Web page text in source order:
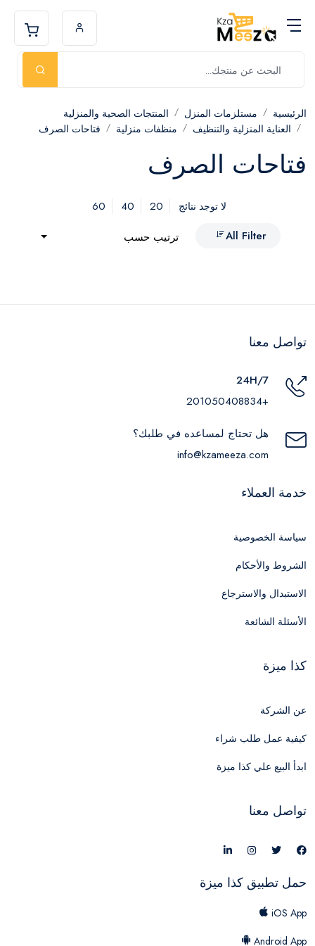
الرئيسية مستلزمات المنزل
المنتجات الصحية والمنزلية
العناية المنزلية والتنظيف
منظفات منزلية فتاحات الصرف
فتاحات الصرف
لا توجد نتائج 20
40
60
All Filter
ترتيب حسب
تواصل معنا
24H/7
+201050408834
هل تحتاج لمساعده في طلبك؟
info@kzameeza.com
خدمة العملاء
سياسة الخصوصية
الشروط والأحكام
الاستبدال والاسترجاع
الأسئلة الشائعة
كذا ميزة
عن الشركة
كيفية عمل طلب شراء
ابدأ البيع علي كذا ميزة
تواصل معنا
حمل تطبيق كذا ميزة
iOS App
Android App